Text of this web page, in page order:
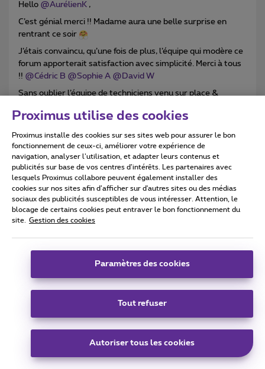
Hello @AurélienK ,
C’est génial merci !! Madame aura une belle surprise en
rentrant ce soir
J’étais convaincu, qu’une fois de plus, l’équipe qui modère ce
forum apporterait satisfaction avec simplicité. Merci à tous
!! @Cédric B @Sophie A @David W
Sans oublier l’équipe de techniciens venu sur place &
Da be dee Da be daa
1 personne aime
Hello,
Après un petit temps d’adaptation, voici les conclusions des
Proximus utilise des cookies
Proximus installe des cookies sur ses sites web pour assurer le bon
fonctionnement de ceux-ci, améliorer votre expérience de
navigation, analyser l’utilisation, et adapter leurs contenus et
publicités sur base de vos centres d’intérêts. Les partenaires avec
lesquels Proximus collabore peuvent également installer des
cookies sur nos sites afin d’afficher sur d'autres sites ou des médias
sociaux des publicités susceptibles de vous intéresser. Attention, le
blocage de certains cookies peut entraver le bon fonctionnement du
site.
Gestion des cookies
Paramètres des cookies
Tout refuser
Autoriser tous les cookies